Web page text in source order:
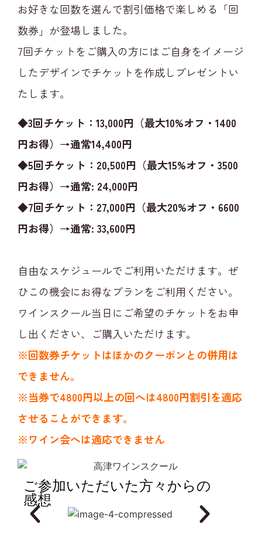
お好きな回数を選んで割引価格で楽しめる「回
数券」が登場しました。
7回チケットをご購入の方にはご自身をイメージ
したデザインでチケットを作成しプレゼントい
たします。
◆3回チケット：13,000円（最大10%オフ・1400
円お得）→通常14,400円
◆5回チケット：20,500円（最大15%オフ・3500
円お得）→通常: 24,000円
◆7回チケット：27,000円（最大20%オフ・6600
円お得）→通常: 33,600円
自由なスケジュールでご利用いただけます。ぜ
ひこの機会にお得なプランをご利用ください。
ワインスクール当日にご希望のチケットをお申
し出ください、ご購入いただけます。
※回数券チケットはほかのクーポンとの併用は
できません。
※当券で4800円以上の回へは4800円割引を適応
させることができます。
※ワイン会へは適応できません
ご参加いただいた方々からの
感想